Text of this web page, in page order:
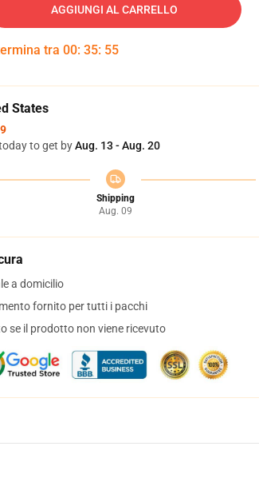
AGGIUNGI AL CARRELLO
tra 00: 35: 54
States
to get byAug. 13 - Aug. 20
Shipping
Aug. 09
a domicilio
fornito per tutti i pacchi
se il prodotto non viene ricevuto